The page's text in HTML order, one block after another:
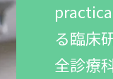
る臨床
全診療